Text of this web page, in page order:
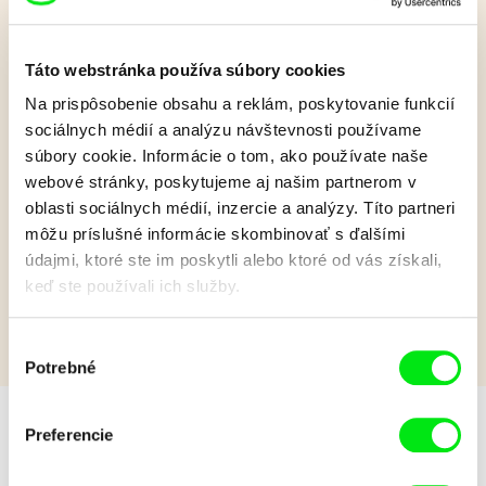
Táto webstránka používa súbory cookies
Na prispôsobenie obsahu a reklám, poskytovanie funkcií
sociálnych médií a analýzu návštevnosti používame
súbory cookie. Informácie o tom, ako používate naše
webové stránky, poskytujeme aj našim partnerom v
oblasti sociálnych médií, inzercie a analýzy. Títo partneri
môžu príslušné informácie skombinovať s ďalšími
údajmi, ktoré ste im poskytli alebo ktoré od vás získali,
keď ste používali ich služby.
súhlasu
Potrebné
Preferencie
Pat a Mat: Domáci
majstri
Matovi sa nepodarí upiecť kurča, a tak Pat prinesie vajce. Keď
zistí, že sa z neho čoskoro vyliahne kuriatko, rozhodnú sa
počkať...
Zobraziť viac